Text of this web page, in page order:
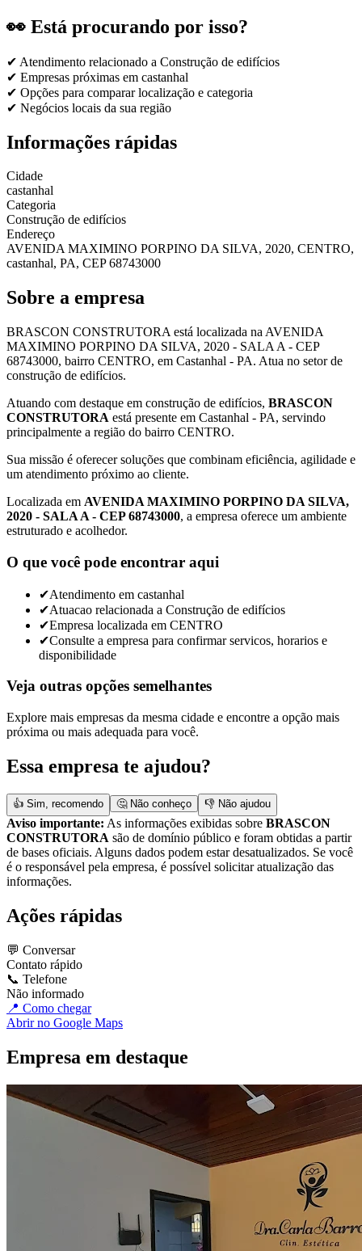
👀 Está procurando por isso?
✔ Atendimento relacionado a Construção de edifícios
✔ Empresas próximas em castanhal
✔ Opções para comparar localização e categoria
✔ Negócios locais da sua região
Informações rápidas
Cidade
castanhal
Categoria
Construção de edifícios
Endereço
AVENIDA MAXIMINO PORPINO DA SILVA, 2020, CENTRO,
castanhal, PA, CEP 68743000
Sobre a empresa
BRASCON CONSTRUTORA está localizada na AVENIDA
MAXIMINO PORPINO DA SILVA, 2020 - SALA A - CEP
68743000, bairro CENTRO, em Castanhal - PA. Atua no setor de
construção de edifícios.
Atuando com destaque em construção de edifícios, BRASCON
CONSTRUTORA está presente em Castanhal - PA, servindo
principalmente a região do bairro CENTRO.
Sua missão é oferecer soluções que combinam eficiência, agilidade e
um atendimento próximo ao cliente.
Localizada em AVENIDA MAXIMINO PORPINO DA SILVA,
2020 - SALA A - CEP 68743000, a empresa oferece um ambiente
estruturado e acolhedor.
O que você pode encontrar aqui
✔Atendimento em castanhal
✔Atuacao relacionada a Construção de edifícios
✔Empresa localizada em CENTRO
✔Consulte a empresa para confirmar servicos, horarios e
disponibilidade
Veja outras opções semelhantes
Explore mais empresas da mesma cidade e encontre a opção mais
próxima ou mais adequada para você.
Essa empresa te ajudou?
👍 Sim, recomendo 🤔 Não conheço 👎 Não ajudou
Aviso importante: As informações exibidas sobre BRASCON
CONSTRUTORA são de domínio público e foram obtidas a partir
de bases oficiais. Alguns dados podem estar desatualizados. Se você
é o responsável pela empresa, é possível solicitar atualização das
informações.
Ações rápidas
💬 Conversar
Contato rápido
📞 Telefone
Não informado
📍 Como chegar
Abrir no Google Maps
Empresa em destaque